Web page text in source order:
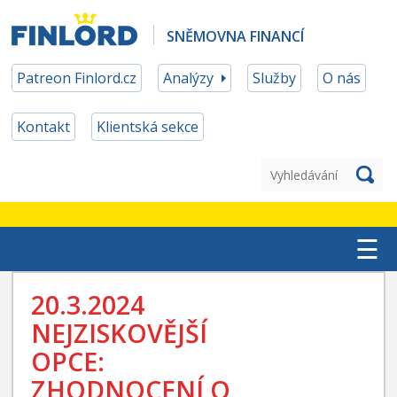
SNĚMOVNA FINANCÍ
Patreon Finlord.cz Analýzy Služby O nás
Kontakt Klientská sekce
☰
MĚNOVÉ ZAJIŠTĚNÍ
20.3.2024
NEJZISKOVĚJŠÍ
OPCE:
ZHODNOCENÍ O